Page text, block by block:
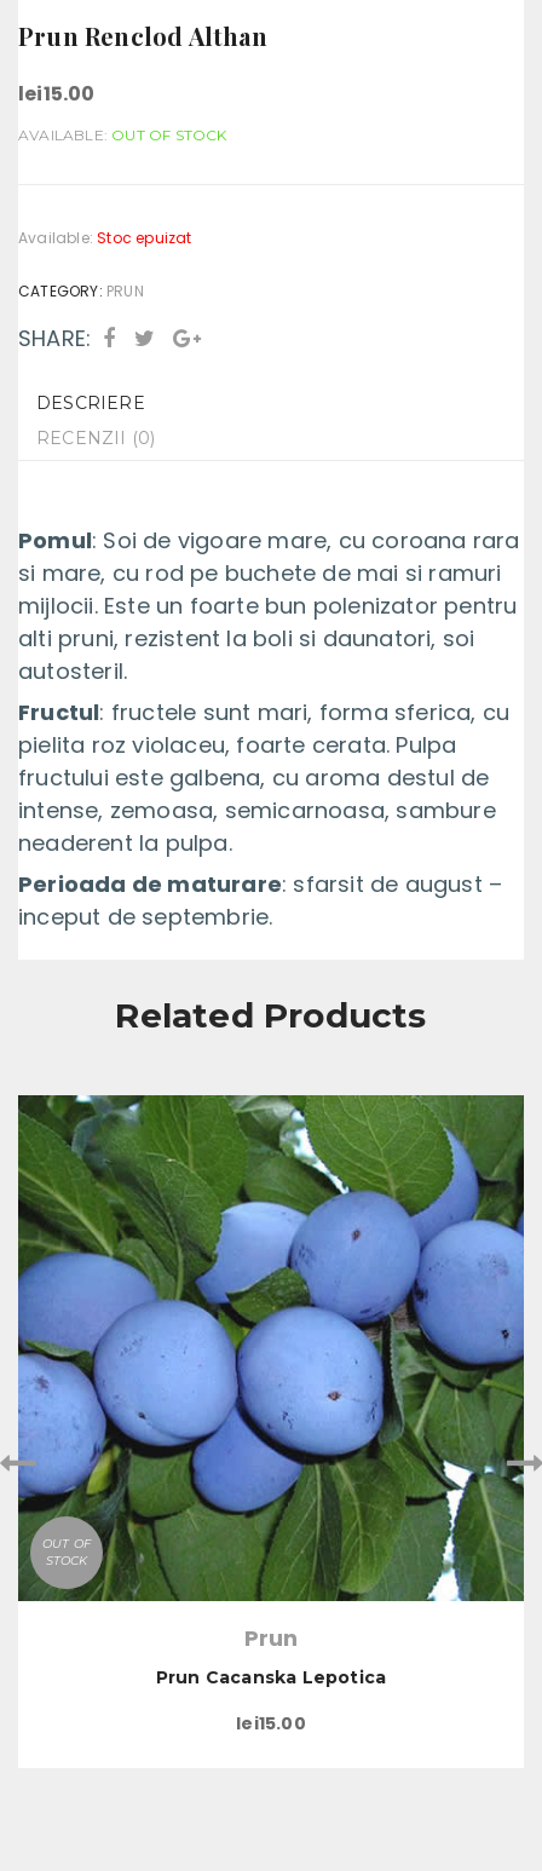
Prun Renclod Althan
lei15.00
AVAILABLE: OUT OF STOCK
Available: Stoc epuizat
CATEGORY: PRUN
SHARE:
DESCRIERE
RECENZII (0)
Pomul: Soi de vigoare mare, cu coroana rara
si mare, cu rod pe buchete de mai si ramuri
mijlocii. Este un foarte bun polenizator pentru
alti pruni, rezistent la boli si daunatori, soi
autosteril.
Fructul: fructele sunt mari, forma sferica, cu
pielita roz violaceu, foarte cerata. Pulpa
fructului este galbena, cu aroma destul de
intense, zemoasa, semicarnoasa, sambure
neaderent la pulpa.
Perioada de maturare: sfarsit de august –
inceput de septembrie.
Related Products
OUT OF
STOCK
Prun
Prun Cacanska Lepotica
lei15.00